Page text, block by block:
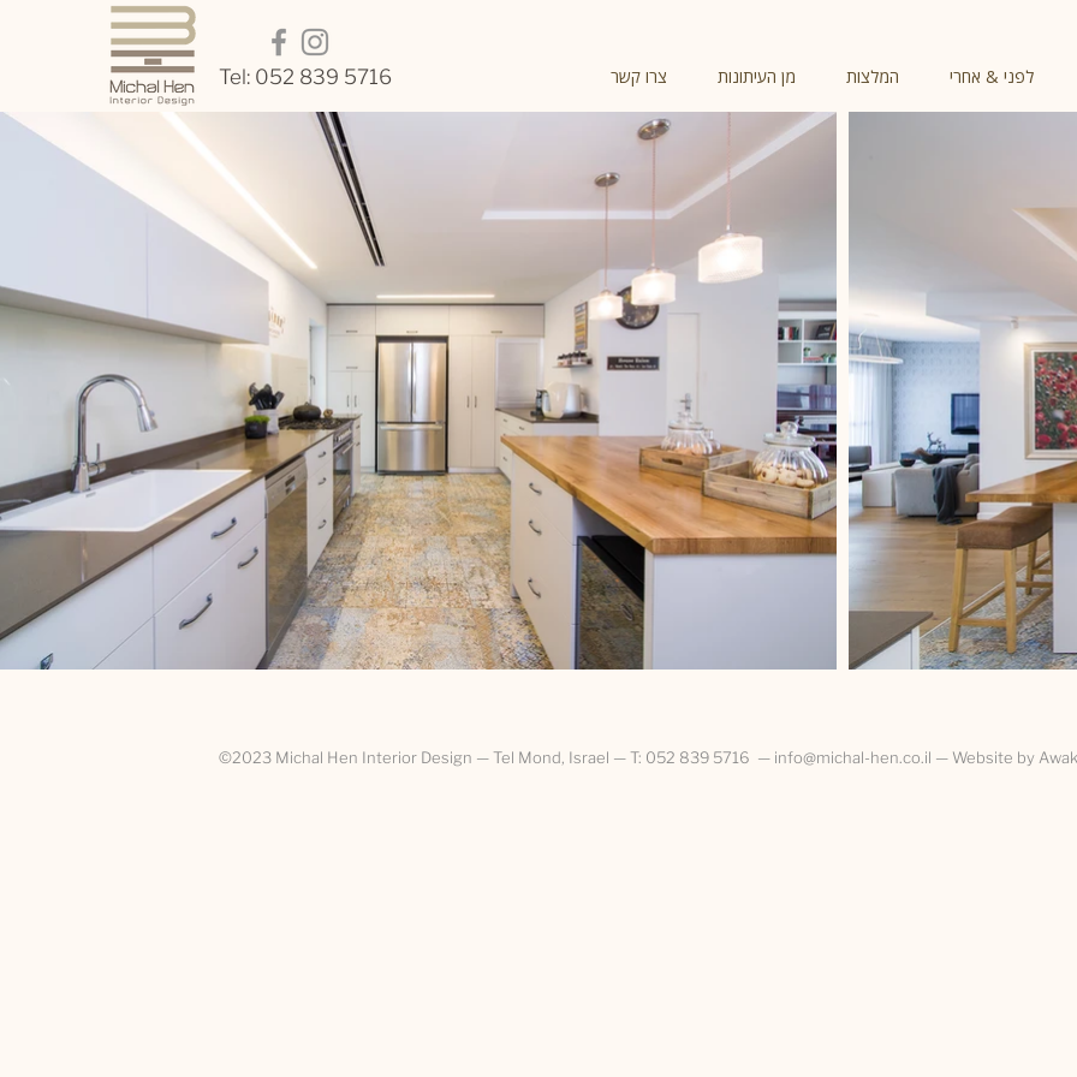
Tel: 052 839 5716 לפני & אחרי המלצות מן העיתונות צרו קשר
©2023 Michal Hen Interior Design — Tel Mond, Israel — T: 052 839 5716 — info@michal-hen.co.il — Website by